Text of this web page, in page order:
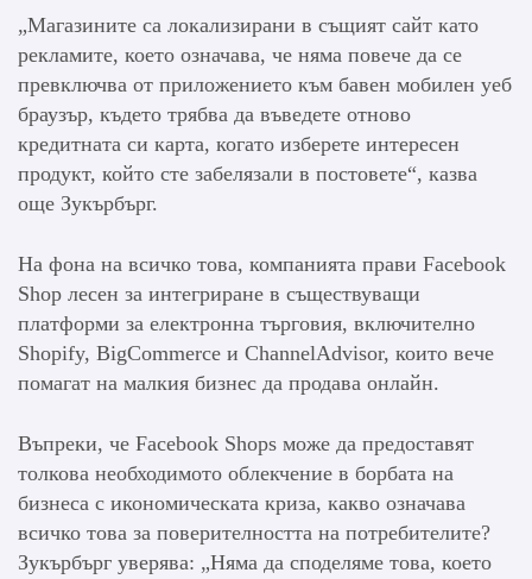
„Магазините са локализирани в същият сайт като
рекламите, което означава, че няма повече да се
превключва от приложението към бавен мобилен уеб
браузър, където трябва да въведете отново
кредитната си карта, когато изберете интересен
продукт, който сте забелязали в постовете“, казва
още Зукърбърг.
На фона на всичко това, компанията прави Facebook
Shop лесен за интегриране в съществуващи
платформи за електронна търговия, включително
Shopify, BigCommerce и ChannelAdvisor, които вече
помагат на малкия бизнес да продава онлайн.
Въпреки, че Facebook Shops може да предоставят
толкова необходимото облекчение в борбата на
бизнеса с икономическата криза, какво означава
всичко това за поверителността на потребителите?
Зукърбърг уверява: „Няма да споделяме това, което